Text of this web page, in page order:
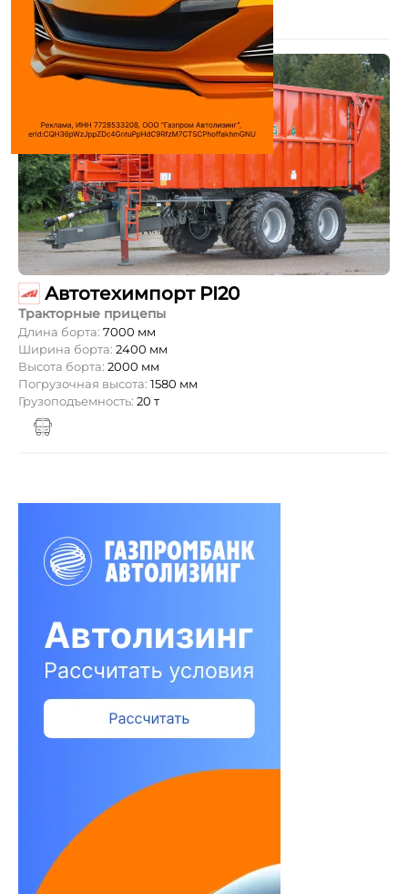
Автотехимпорт PI20
Тракторные прицепы
Длина борта: 7000 мм
Ширина борта: 2400 мм
Высота борта: 2000 мм
Погрузочная высота: 1580 мм
Грузоподъемность: 20 т